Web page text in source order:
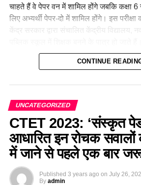
चाहते हैं वे पेपर वन में शामिल होंगे जबकि कक्षा
लिए अभ्यर्थी पेपर-दो में शामिल होंगे। इस
केंद्र सरकार द्वारा संचालित केंद्रीय विद्यालय,
CTET 2024: परीक्षा हाल में जाने
CONTINUE
UNCATEGORIZED
CTET 2023: ‘संस्कृत
आधारित इन रोचक सवालों
में जाने से पहले एक बार
Published 3 years ago on July 26,
By admin